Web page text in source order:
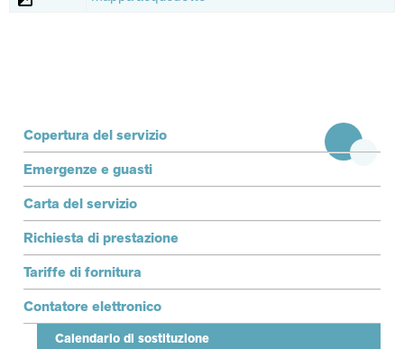
Terzo livello
Copertura del servizio
Emergenze e guasti
Carta del servizio
Richiesta di prestazione
Tariffe di fornitura
Contatore elettronico
Calendario di sostituzione